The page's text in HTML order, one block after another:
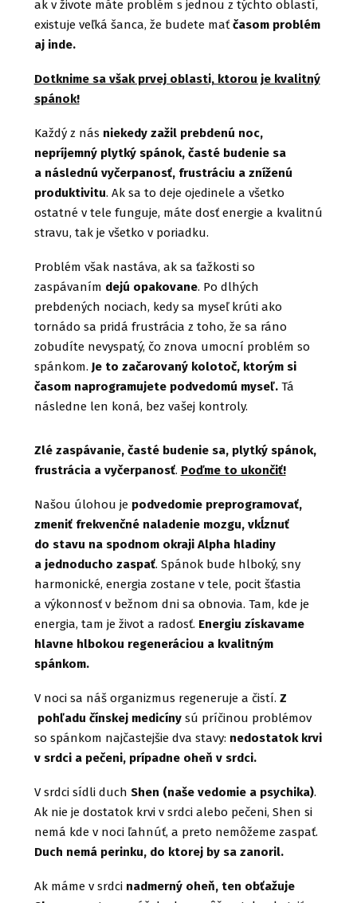
ak v živote máte problém s jednou z týchto oblastí,
existuje veľká šanca, že budete maťčasom problém
aj inde.
Dotknime sa však prvej oblasti, ktorou je kvalitný
spánok!
Každý z nás niekedy zažil prebdenú noc,
nepríjemný plytký spánok, časté budenie sa
a následnú vyčerpanosť, frustráciu a zníženú
produktivitu. Ak sa to deje ojedinele a všetko
ostatné v tele funguje, máte dosť energie a kvalitnú
stravu, tak je všetko v poriadku.
Problém však nastáva, ak sa ťažkosti so
zaspávaním dejú opakovane. Po dlhých
prebdených nociach, kedy sa myseľ krúti ako
tornádo sa pridá frustrácia z toho, že sa ráno
zobudíte nevyspatý, čo znova umocní problém so
spánkom. Je to začarovaný kolotoč, ktorým si
časom naprogramujete podvedomú myseľ.Tá
následne len koná, bez vašej kontroly.
Zlé zaspávanie, časté budenie sa, plytký spánok,
frustrácia a vyčerpanosť. Poďme to ukončiť!
Našou úlohou je podvedomie preprogramovať,
zmeniť frekvenčné naladenie mozgu, vkĺznuť
do stavu na spodnom okraji Alpha hladiny
a jednoducho zaspať. Spánok bude hlboký, sny
harmonické, energia zostane v tele, pocit šťastia
a výkonnosť v bežnom dni sa obnovia. Tam, kde je
energia, tam je život a radosť. Energiu získavame
hlavne hlbokou regeneráciou a kvalitným
spánkom.
V noci sa náš organizmus regeneruje a čistí. Z
pohľadu čínskej medicínysú príčinou problémov
so spánkom najčastejšie dva stavy: nedostatok krvi
v srdci a pečeni, prípadne oheň v srdci.
V srdci sídli duch Shen (naše vedomie a psychika).
Ak nie je dostatok krvi v srdci alebo pečeni, Shen si
nemá kde v noci ľahnúť, a preto nemôžeme zaspať.
Duch nemá perinku, do ktorej by sa zanoril.
Ak máme v srdci nadmerný oheň, ten obťažuje